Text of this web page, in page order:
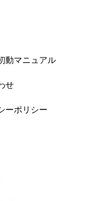
動マニュアル
せ
ーポリシー